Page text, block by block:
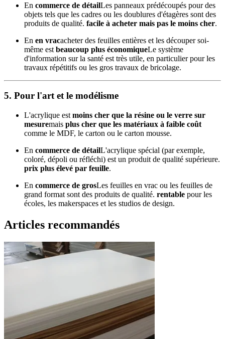
En commerce de détailLes panneaux prédécoupés pour des
objets tels que les cadres ou les doublures d'étagères sont des
produits de qualité. facile à acheter mais pas le moins cher.
En en vracacheter des feuilles entières et les découper soi-
même est beaucoup plus économiqueLe système
d'information sur la santé est très utile, en particulier pour les
travaux répétitifs ou les gros travaux de bricolage.
5. Pour l'art et le modélisme
L'acrylique est moins cher que la résine ou le verre sur
mesuremais plus cher que les matériaux à faible coût
comme le MDF, le carton ou le carton mousse.
En commerce de détailL'acrylique spécial (par exemple,
coloré, dépoli ou réfléchi) est un produit de qualité supérieure.
prix plus élevé par feuille.
En commerce de grosLes feuilles en vrac ou les feuilles de
grand format sont des produits de qualité. rentable pour les
écoles, les makerspaces et les studios de design.
Articles recommandés